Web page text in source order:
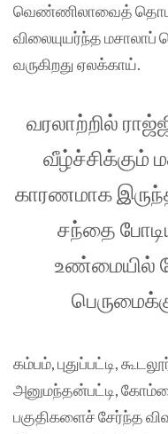
வெண்ணிலாவைத்
விலையுயர்ந்த
வருகிறது ஏலக்காய்.
வரலாற்றில்
வீழ்ச்சிக்கும்
காரணமாக
சந்தை
உண்மையில்
கம்பம், புதுப்பட்டி,
அனுமந்தன்பட்டி,
பகுதிகளைச் சேர்ந்த